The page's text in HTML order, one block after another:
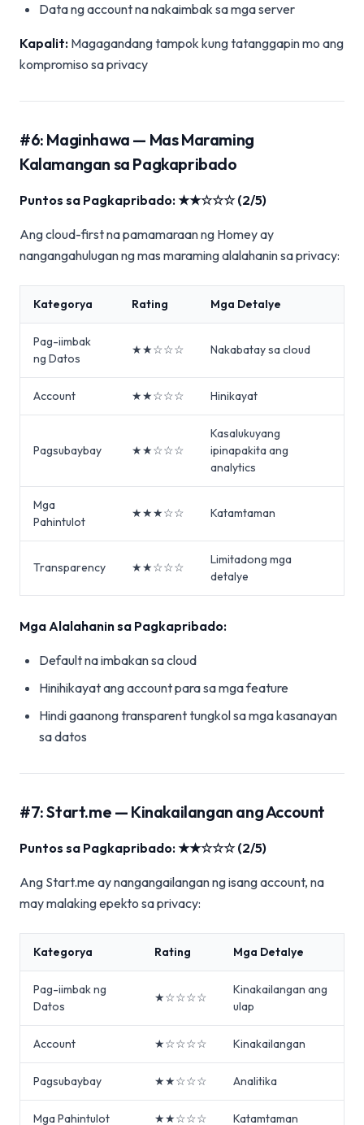
Data ng account na nakaimbak sa mga server
Kapalit: Magagandang tampok kung tatanggapin mo ang
kompromiso sa privacy
#6: Maginhawa — Mas Maraming
Kalamangan sa Pagkapribado
Puntos sa Pagkapribado: ★★☆☆☆ (2/5)
Ang cloud-first na pamamaraan ng Homey ay
nangangahulugan ng mas maraming alalahanin sa privacy:
Kategorya Rating Mga Detalye
Pag-iimbak
ng Datos
★★☆☆☆ Nakabatay sa cloud
Account ★★☆☆☆ Hinikayat
Pagsubaybay ★★☆☆☆
Kasalukuyang
ipinapakita ang
analytics
Mga
Pahintulot
★★★☆☆ Katamtaman
Transparency ★★☆☆☆
Limitadong mga
detalye
Mga Alalahanin sa Pagkapribado:
Default na imbakan sa cloud
Hinihikayat ang account para sa mga feature
Hindi gaanong transparent tungkol sa mga kasanayan
sa datos
#7: Start.me — Kinakailangan ang Account
Puntos sa Pagkapribado: ★★☆☆☆ (2/5)
Ang Start.me ay nangangailangan ng isang account, na
may malaking epekto sa privacy:
Kategorya Rating Mga Detalye
Pag-iimbak ng
Datos
★☆☆☆☆
Kinakailangan ang
ulap
Account ★☆☆☆☆ Kinakailangan
Pagsubaybay ★★☆☆☆ Analitika
Mga Pahintulot ★★☆☆☆ Katamtaman